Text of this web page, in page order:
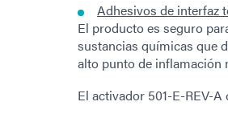
Adhesivos de interfaz
El producto es seguro
sustancias químicas que
alto punto de inflamación
El activador 501-E-REV-